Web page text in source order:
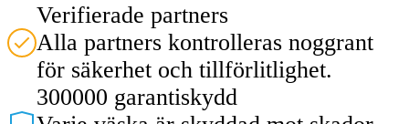
Verifierade partners
Alla partners kontrolleras noggrant
för säkerhet och tillförlitlighet.
300000 garantiskydd